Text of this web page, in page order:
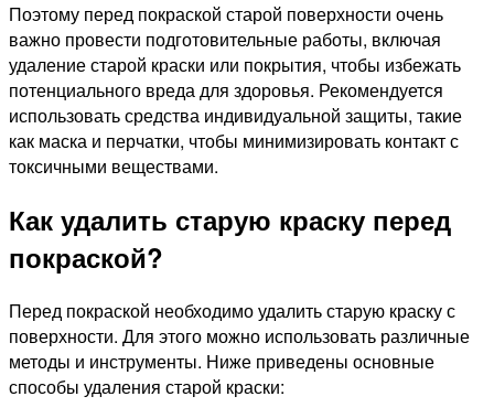
Поэтому перед покраской старой поверхности очень
важно провести подготовительные работы, включая
удаление старой краски или покрытия, чтобы избежать
потенциального вреда для здоровья. Рекомендуется
использовать средства индивидуальной защиты, такие
как маска и перчатки, чтобы минимизировать контакт с
токсичными веществами.
Как удалить старую краску перед
покраской?
Перед покраской необходимо удалить старую краску с
поверхности. Для этого можно использовать различные
методы и инструменты. Ниже приведены основные
способы удаления старой краски: